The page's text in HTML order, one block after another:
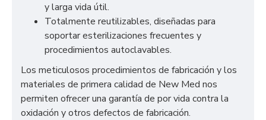
y larga vida útil.
Totalmente reutilizables, diseñadas para
soportar esterilizaciones frecuentes y
procedimientos autoclavables.
Los meticulosos procedimientos de fabricación y los
materiales de primera calidad de New Med nos
permiten ofrecer una garantía de por vida contra la
oxidación y otros defectos de fabricación.